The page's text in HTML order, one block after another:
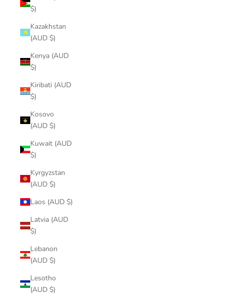
$)
Kazakhstan
(AUD $)
Kenya (AUD
$)
Kiribati (AUD
$)
Kosovo
(AUD $)
Kuwait (AUD
$)
Kyrgyzstan
(AUD $)
Laos (AUD $)
Latvia (AUD
$)
Lebanon
(AUD $)
Lesotho
(AUD $)